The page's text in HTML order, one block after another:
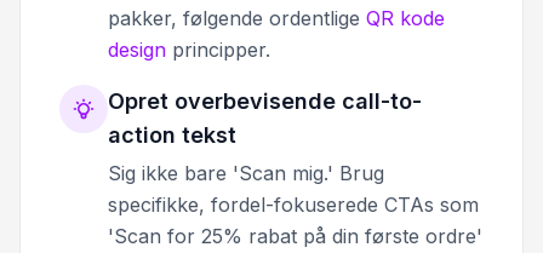
pakker, følgende ordentlige QR kode
design principper.
Opret overbevisende call-to-
action tekst
Sig ikke bare 'Scan mig.' Brug
specifikke, fordel-fokuserede CTAs som
'Scan for 25% rabat på din første ordre'